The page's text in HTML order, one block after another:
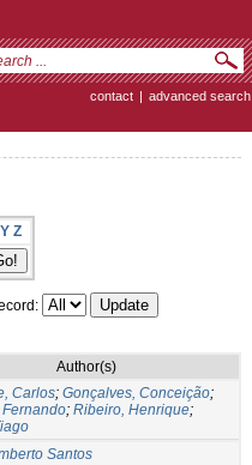
contact | advanced search
Y Z
Author(s)
Carlos; Gonçalves, Conceição;
; Ribeiro, Henrique;
Santos